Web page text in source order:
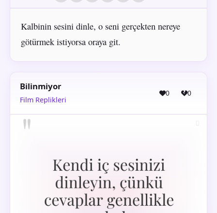
Kalbinin sesini dinle, o seni gerçekten nereye
götürmek istiyorsa oraya git.
Bilinmiyor
Film Replikleri
0 0